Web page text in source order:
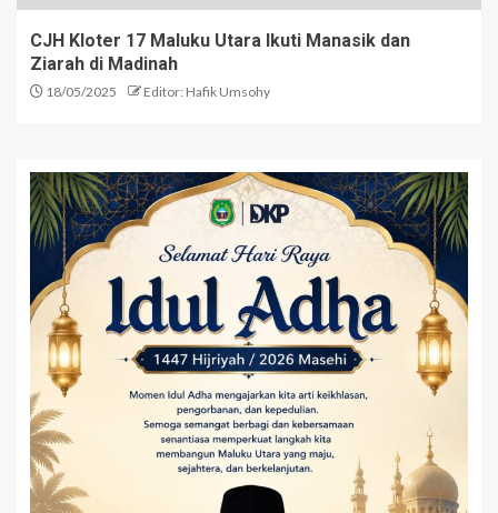
CJH Kloter 17 Maluku Utara Ikuti Manasik dan
Ziarah di Madinah
18/05/2025 Editor: Hafik Umsohy